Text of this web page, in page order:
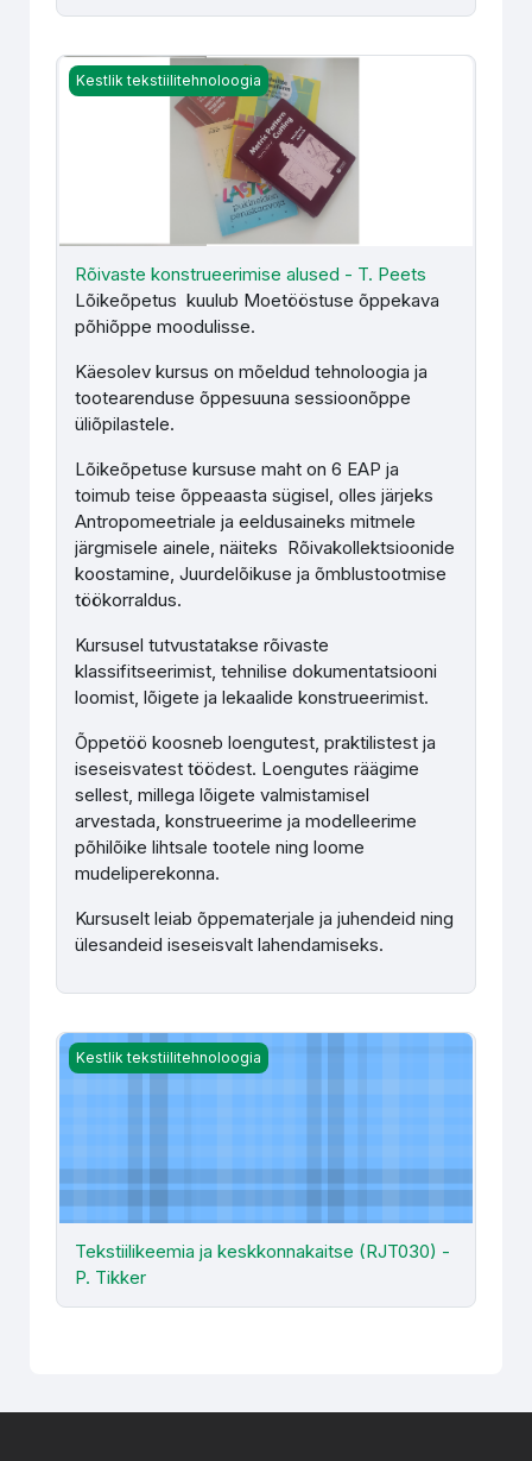
Rõivaste konstrueerimise alused - T. Peets
Kestlik tekstiilitehnoloogia
Rõivaste konstrueerimise alused - T. Peets
Lõikeõpetus kuulub Moetööstuse õppekava
põhiõppe moodulisse.
Käesolev kursus on mõeldud tehnoloogia ja
tootearenduse õppesuuna sessioonõppe
üliõpilastele.
Lõikeõpetuse kursuse maht on 6 EAP ja
toimub teise õppeaasta sügisel, olles järjeks
Antropomeetriale ja eeldusaineks mitmele
järgmisele ainele, näiteks Rõivakollektsioonide
koostamine, Juurdelõikuse ja õmblustootmise
töökorraldus.
Kursusel tutvustatakse rõivaste
klassifitseerimist, tehnilise dokumentatsiooni
loomist, lõigete ja lekaalide konstrueerimist.
Õppetöö koosneb loengutest, praktilistest ja
iseseisvatest töödest. Loengutes räägime
sellest, millega lõigete valmistamisel
arvestada, konstrueerime ja modelleerime
põhilõike lihtsale tootele ning loome
mudeliperekonna.
Kursuselt leiab õppematerjale ja juhendeid ning
ülesandeid iseseisvalt lahendamiseks.
Tekstiilikeemia ja keskkonnakaitse (RJT030) - P. Tikker
Kestlik tekstiilitehnoloogia
Tekstiilikeemia ja keskkonnakaitse (RJT030) -
P. Tikker